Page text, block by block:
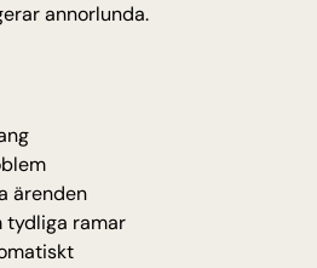
annorlunda.
ärenden
tydliga ramar